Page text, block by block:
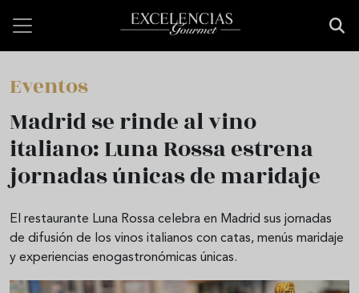
Eventos
Madrid se rinde al vino
italiano: Luna Rossa estrena
jornadas únicas de maridaje
El restaurante Luna Rossa celebra en Madrid sus jornadas
de difusión de los vinos italianos con catas, menús maridaje
y experiencias enogastronómicas únicas.